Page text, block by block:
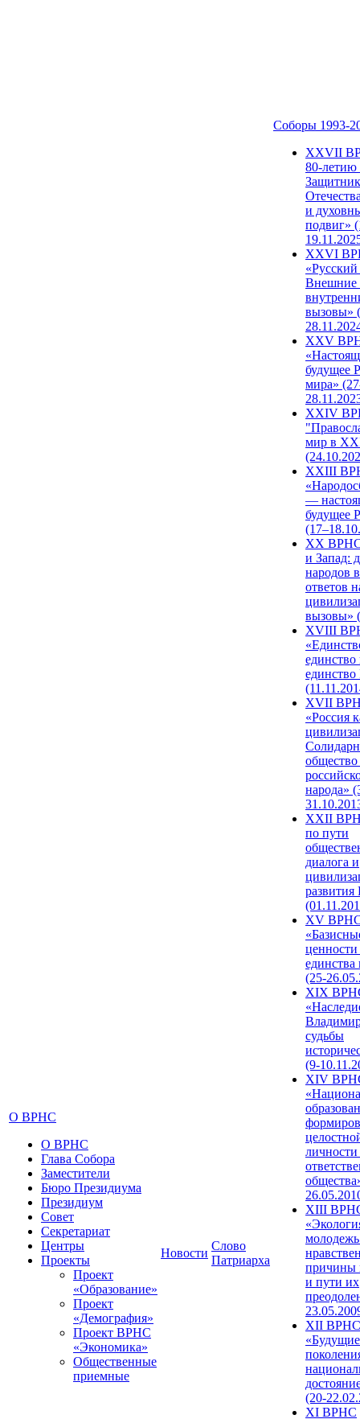
О ВРНС
О ВРНС
Глава Собора
Заместители
Бюро Президиума
Президиум
Совет
Секретариат
Центры
Проекты
Проект
«Образование»
Проект
«Демография»
Проект ВРНС
«Экономика»
Общественные
приемные
Новости
Слово
Патриарха
Соборы 1993-
ХХVII
80-
и
подвиг»
XXVI
Внешние
вызовы»
XXV
будущее
мира»
XXIV
мир в
XXIII
—
будущее
XX ВРНС
и Запад:
народов
ответов
вызовы»
XVIII
единство
единство
XVII
«Россия
народа»
XXII
по пути
диалога и
развития
XV
единства
(25-
XIX
судьбы
(9-
XIV
XIII
причины
и пути их
XII ВРНС
«Будущие
(20-
XI ВРНС